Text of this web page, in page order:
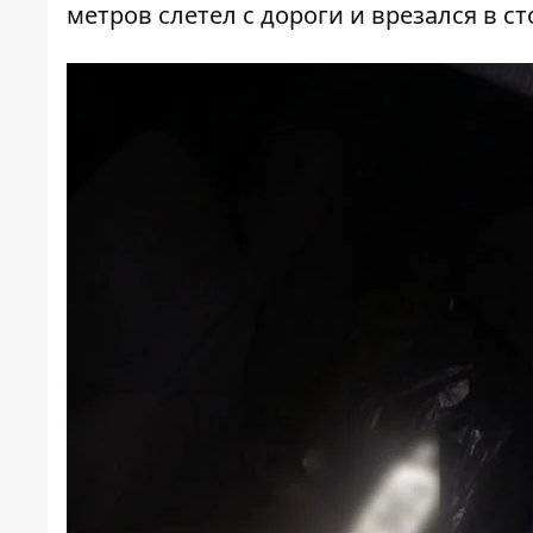
метров слетел с дороги и врезался в